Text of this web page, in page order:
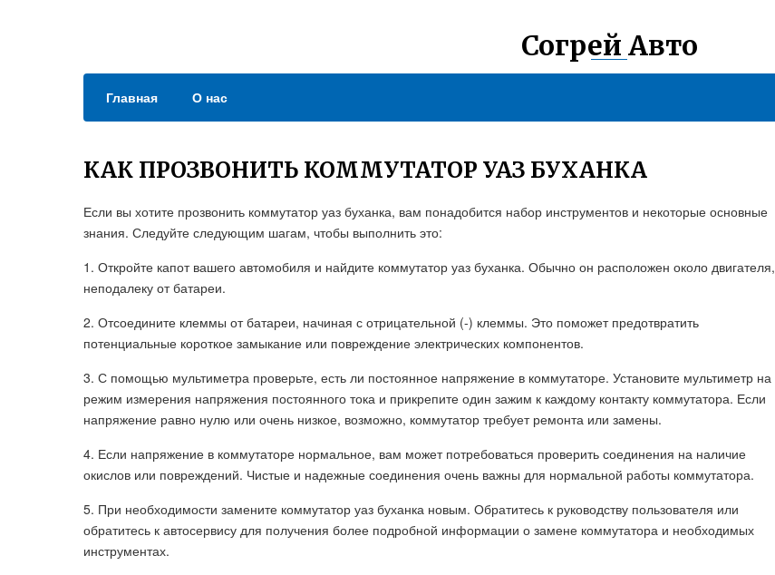
Согрей Авто
Главная О нас
КАК ПРОЗВОНИТЬ КОММУТАТОР УАЗ БУХАНКА
Если вы хотите прозвонить коммутатор уаз буханка, вам понадобится набор инструментов и некоторые основные
знания. Следуйте следующим шагам, чтобы выполнить это:
1. Откройте капот вашего автомобиля и найдите коммутатор уаз буханка. Обычно он расположен около двигателя,
неподалеку от батареи.
2. Отсоедините клеммы от батареи, начиная с отрицательной (-) клеммы. Это поможет предотвратить
потенциальные короткое замыкание или повреждение электрических компонентов.
3. С помощью мультиметра проверьте, есть ли постоянное напряжение в коммутаторе. Установите мультиметр на
режим измерения напряжения постоянного тока и прикрепите один зажим к каждому контакту коммутатора. Если
напряжение равно нулю или очень низкое, возможно, коммутатор требует ремонта или замены.
4. Если напряжение в коммутаторе нормальное, вам может потребоваться проверить соединения на наличие
окислов или повреждений. Чистые и надежные соединения очень важны для нормальной работы коммутатора.
5. При необходимости замените коммутатор уаз буханка новым. Обратитесь к руководству пользователя или
обратитесь к автосервису для получения более подробной информации о замене коммутатора и необходимых
инструментах.